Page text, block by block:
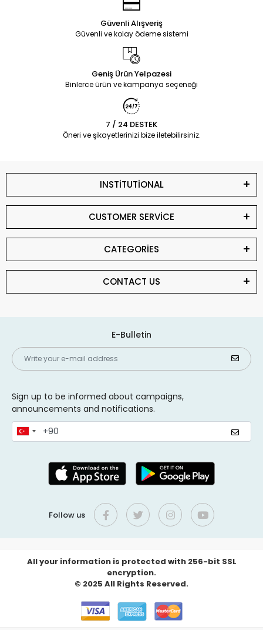
Güvenli Alışveriş
Güvenli ve kolay ödeme sistemi
Geniş Ürün Yelpazesi
Binlerce ürün ve kampanya seçeneği
7 / 24 DESTEK
Öneri ve şikayetlerinizi bize iletebilirsiniz.
INSTİTUTİONAL
CUSTOMER SERVİCE
CATEGORİES
CONTACT US
E-Bulletin
Sign up to be informed about campaigns,
announcements and notifications.
Follow us
All your information is protected with 256-bit SSL
encryption.
© 2025 All Rights Reserved.